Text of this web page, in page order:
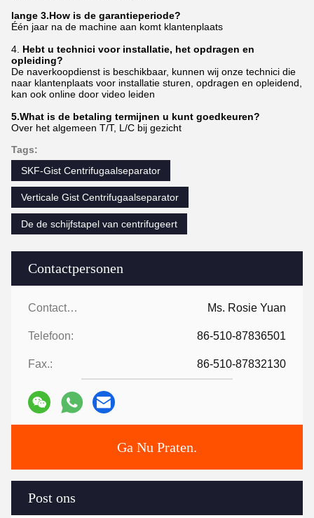
Contactpersonen
Contactpersonen: Ms. Rosie Yuan
Telefoon: 86-510-87836501
Fax.: 86-510-87832130
Ga Nu Praten.
Post ons
lange 3.How is de garantieperiode?
Één jaar na de machine aan komt klantenplaats
4. Hebt u technici voor installatie, het opdragen en
opleiding?
De naverkoopdienst is beschikbaar, kunnen wij onze technici die
naar klantenplaats voor installatie sturen, opdragen en opleidend,
kan ook online door video leiden
5.What is de betaling termijnen u kunt goedkeuren?
Over het algemeen T/T, L/C bij gezicht
Tags:
SKF-Gist Centrifugaalseparator
Verticale Gist Centrifugaalseparator
De de schijfstapel van centrifugeert